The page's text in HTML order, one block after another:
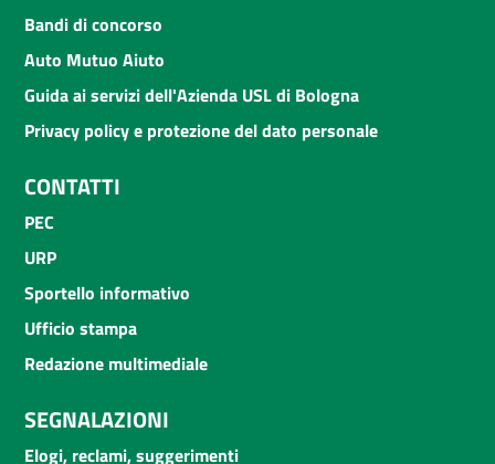
Bandi di concorso
Auto Mutuo Aiuto
Guida ai servizi dell'Azienda USL di Bologna
Privacy policy e protezione del dato personale
CONTATTI
PEC
URP
Sportello informativo
Ufficio stampa
Redazione multimediale
SEGNALAZIONI
Elogi, reclami, suggerimenti